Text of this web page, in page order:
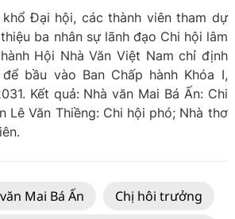
Đại hội, các thành viên tham dự
ba nhân sự lãnh đạo Chi hội lâm
Hội Nhà Văn Việt Nam chỉ định
bầu vào Ban Chấp hành Khóa I,
Kết quả: Nhà văn Mai Bá Ấn: Chi
Lê Văn Thiềng: Chi hội phó; Nhà thơ
Mai Bá Ấn Chị hôi trưởng